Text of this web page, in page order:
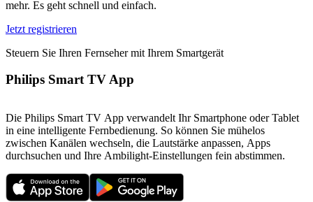
mehr. Es geht schnell und einfach.
Jetzt registrieren
Steuern Sie Ihren Fernseher mit Ihrem Smartgerät
Philips Smart TV App
Die Philips Smart TV App verwandelt Ihr Smartphone oder Tablet
in eine intelligente Fernbedienung. So können Sie mühelos
zwischen Kanälen wechseln, die Lautstärke anpassen, Apps
durchsuchen und Ihre Ambilight-Einstellungen fein abstimmen.